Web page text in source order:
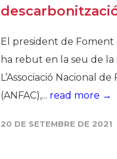
El president de Foment
ha rebut en la seu de
L’Associació Nacional
(ANFAC),... read more →
20 DE SETEMBRE DE 2021